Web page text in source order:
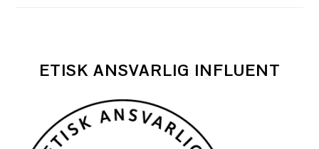
ETISK ANSVARLIG INFLUENT